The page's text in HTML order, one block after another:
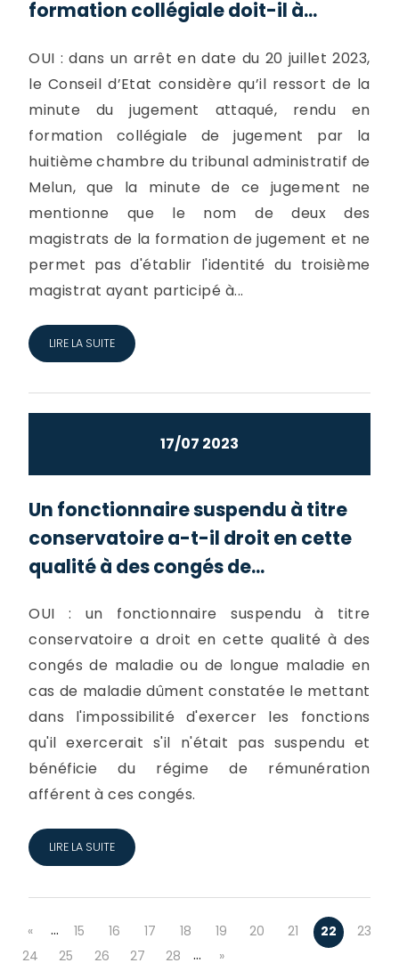
formation collégiale doit-il à...
OUI : dans un arrêt en date du 20 juillet 2023,
le Conseil d’Etat considère qu’il ressort de la
minute du jugement attaqué, rendu en
formation collégiale de jugement par la
huitième chambre du tribunal administratif de
Melun, que la minute de ce jugement ne
mentionne que le nom de deux des
magistrats de la formation de jugement et ne
permet pas d'établir l'identité du troisième
magistrat ayant participé à...
LIRE LA SUITE
17/07 2023
Un fonctionnaire suspendu à titre
conservatoire a-t-il droit en cette
qualité à des congés de...
OUI : un fonctionnaire suspendu à titre
conservatoire a droit en cette qualité à des
congés de maladie ou de longue maladie en
cas de maladie dûment constatée le mettant
dans l'impossibilité d'exercer les fonctions
qu'il exercerait s'il n'était pas suspendu et
bénéficie du régime de rémunération
afférent à ces congés.
LIRE LA SUITE
« … 15 16 17 18 19 20 21 22
23
24
25 26 27 28 … »